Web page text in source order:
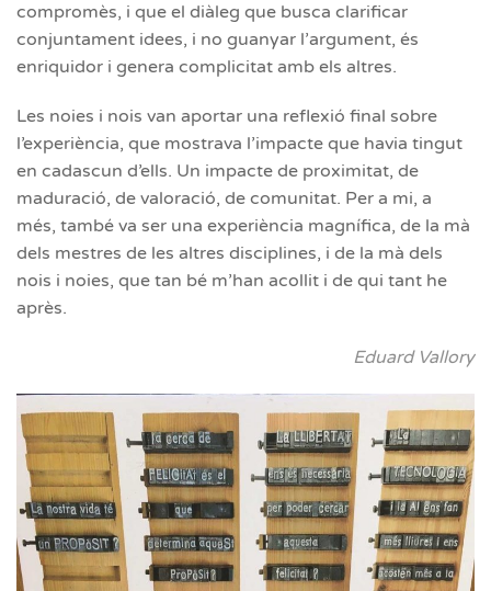
compromès, i que el diàleg que busca clarificar
conjuntament idees, i no guanyar l’argument, és
enriquidor i genera complicitat amb els altres.
Les noies i nois van aportar una reflexió final sobre
l’experiència, que mostrava l’impacte que havia tingut
en cadascun d’ells. Un impacte de proximitat, de
maduració, de valoració, de comunitat. Per a mi, a
més, també va ser una experiència magnífica, de la mà
dels mestres de les altres disciplines, i de la mà dels
nois i noies, que tan bé m’han acollit i de qui tant he
après.
Eduard Vallory